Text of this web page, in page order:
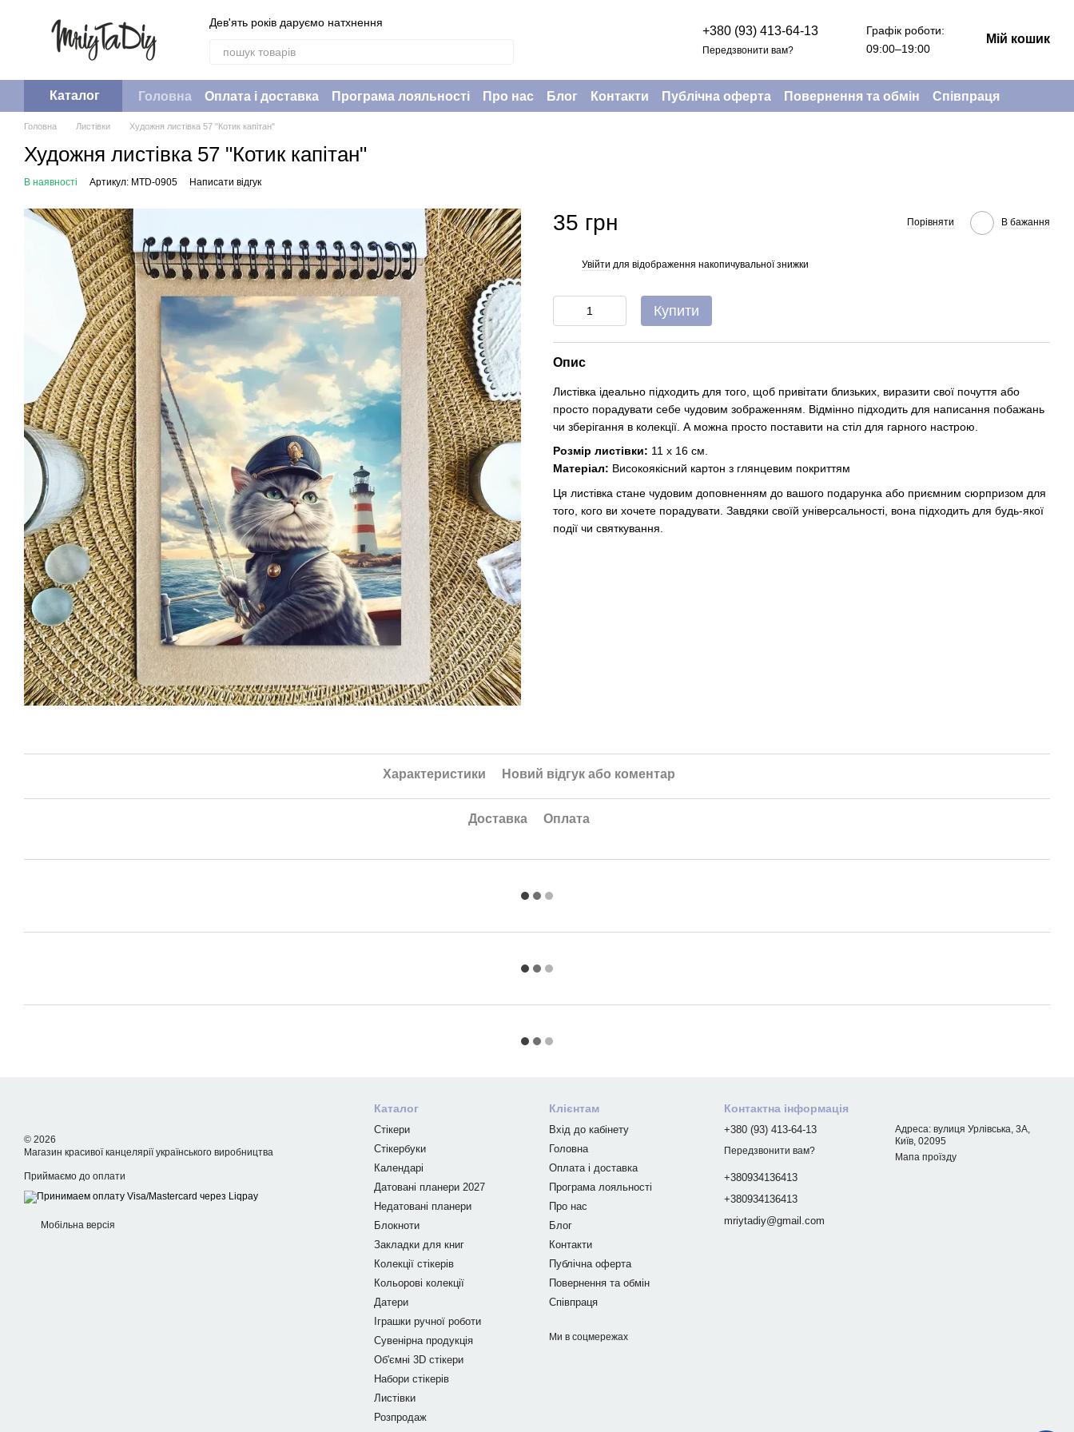
Дев'ять років даруємо натхнення
+380 (93) 413-64-13
Передзвонити вам?
Графік роботи:
09:00–19:00
Мій кошик
Каталог Головна Оплата і доставка Програма лояльності Про нас Блог Контакти Публічна оферта Повернення та обмін Співпраця
Головна Листівки Художня листівка 57 "Котик капітан"
Художня листівка 57 "Котик капітан"
В наявності Артикул: MTD-0905 Написати відгук
35 грн Порівняти В бажання
Увійти для відображення накопичувальної знижки
Купити
Опис
Листівка ідеально підходить для того, щоб привітати близьких, виразити свої почуття або
просто порадувати себе чудовим зображенням. Відмінно підходить для написання побажань
чи зберігання в колекції. А можна просто поставити на стіл для гарного настрою.
Розмір листівки: 11 х 16 см.
Матеріал: Високоякісний картон з глянцевим покриттям
Ця листівка стане чудовим доповненням до вашого подарунка або приємним сюрпризом для
того, кого ви хочете порадувати. Завдяки своїй універсальності, вона підходить для будь-якої
події чи святкування.
Характеристики Новий відгук або коментар
Доставка Оплата
© 2026
Магазин красивої канцелярії українського виробництва
Приймаємо до оплати
Мобільна версія
Каталог
Стікери
Стікербуки
Календарі
Датовані планери 2027
Недатовані планери
Блокноти
Закладки для книг
Колекції стікерів
Кольорові колекції
Датери
Іграшки ручної роботи
Сувенірна продукція
Об'ємні 3D стікери
Набори стікерів
Листівки
Розпродаж
Клієнтам
Вхід до кабінету
Головна
Оплата і доставка
Програма лояльності
Про нас
Блог
Контакти
Публічна оферта
Повернення та обмін
Співпраця
Ми в соцмережах
Контактна інформація
+380 (93) 413-64-13
Передзвонити вам?
+380934136413
+380934136413
mriytadiy@gmail.com
Адреса: вулиця Урлівська, 3А,
Київ, 02095
Мапа проїзду